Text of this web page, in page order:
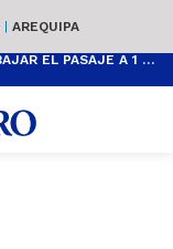
| AREQUIPA
AREQUIPA: SEIS EMPRESAS DEL SIT DEBEN BAJAR EL PASAJE A 1 SOL